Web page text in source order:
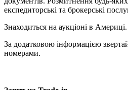
експедиторські та брокерські
Знаходиться на аукціоні в Америці.
За додатковою інформацією
номерами.